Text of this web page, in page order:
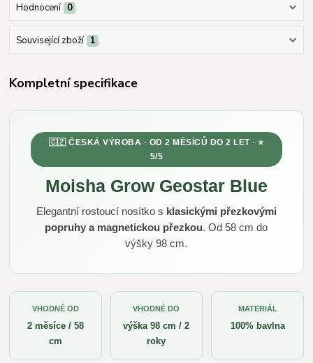
Hodnocení 0
Související zboží 1
Kompletní specifikace
🇨🇿 ČESKÁ VÝROBA · OD 2 MĚSÍCŮ DO 2 LET · ⭐
5/5
Moisha Grow Geostar Blue
Elegantní rostoucí nosítko s klasickými přezkovými
popruhy a magnetickou přezkou. Od 58 cm do
výšky 98 cm.
VHODNÉ OD
2 měsíce / 58
cm
VHODNÉ DO
výška 98 cm / 2
roky
MATERIÁL
100% bavlna